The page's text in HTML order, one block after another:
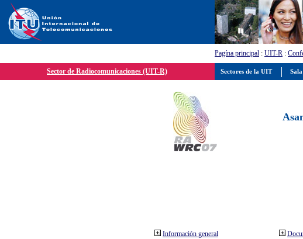
Pagína principal : UIT-R :
Sector de Radiocomunicaciones (UIT-R)
Información general
Sectores de la UIT